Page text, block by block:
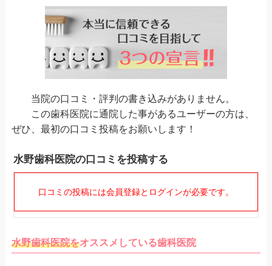
当院の口コミ・評判の書き込みがありません。
この歯科医院に通院した事があるユーザーの方は、
ぜひ、最初の口コミ投稿をお願いします！
水野歯科医院の口コミを投稿する
口コミの投稿には会員登録とログインが必要です。
水野歯科医院をオススメしている歯科医院